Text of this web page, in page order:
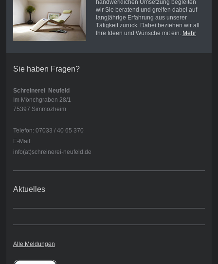
handwerklichen Umsetzung begleiten
wir Sie beratend und greifen dabei auf
langjährige Erfahrung aus unserer
Tätigkeit zurück. Dabei beziehen wir all
Ihre Ideen und Wünsche mit ein. Mehr
Sie haben Fragen?
Schreinerei Neufeld
Im Mönchgraben 28/1
75397 Simmozheim
Telefon: 07033 / 40 65 370
E-Mail:
info(at)schreinerei-neufeld.de
Aktuelles
Alle Meldungen